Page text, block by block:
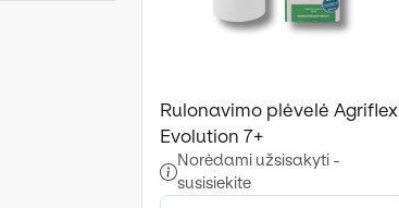
Rulonavimo plėvelė Agriflex
Evolution 7+
Norėdami užsisakyti -
susisiekite